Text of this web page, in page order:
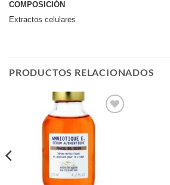
COMPOSICIÓN
Extractos celulares
PRODUCTOS RELACIONADOS